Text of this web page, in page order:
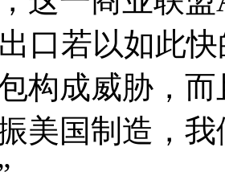
口若以如此
构成威胁，
美国制造，